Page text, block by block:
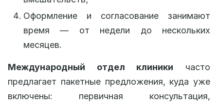
Оформление и согласование занимают
время — от недели до нескольких
месяцев.
Международный отдел клиники часто
предлагает пакетные предложения, куда уже
включены: первичная консультация,